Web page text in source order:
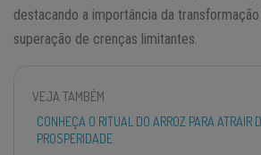
destacando a importância da
superação de crenças limitantes.
VEJA TAMBÉM
CONHEÇA O RITUAL DO ARROZ PARA ATRAIR
PROSPERIDADE